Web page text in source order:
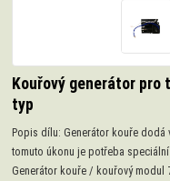
Kouřový generátor pro
typ
Popis dílu: Generátor kouře
tomuto úkonu je potřeba
Generátor kouře / kouřový modul